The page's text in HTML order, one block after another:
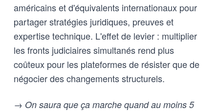
américains et d'équivalents internationaux pour
partager stratégies juridiques, preuves et
expertise technique. L'effet de levier : multiplier
les fronts judiciaires simultanés rend plus
coûteux pour les plateformes de résister que de
négocier des changements structurels.
→ On saura que ça marche quand au moins 5